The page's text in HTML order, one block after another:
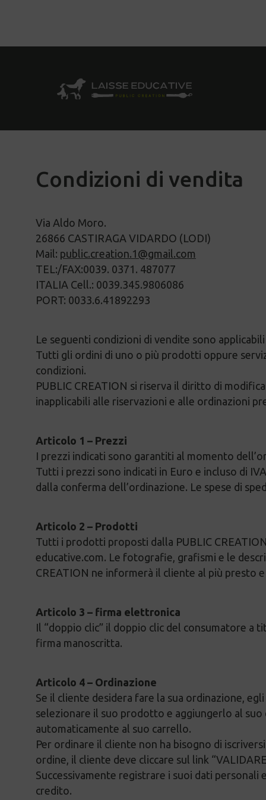
Condizioni di vendita
Via Aldo Moro.
26866 CASTIRAGA VIDARDO (LODI)
Mail: public.creation.1@gmail.com
TEL:/FAX:0039. 0371. 487077
ITALIA Cell.: 0039.345.9806086
PORT: 0033.6.41892293
Le seguenti condizioni di vendite sono
Tutti gli ordini di uno o più prodotti oppure
condizioni.
PUBLIC CREATION si riserva il diritto di
inapplicabili alle riservazioni e alle ordinazioni
Articolo 1 – Prezzi
I prezzi indicati sono garantiti al momento
Tutti i prezzi sono indicati in Euro e incluso di
dalla conferma dell’ordinazione. Le spese di
Articolo 2 – Prodotti
Tutti i prodotti proposti dalla PUBLIC
educative.com. Le fotografie, grafismi e le
CREATION ne informerà il cliente al più presto
Articolo 3 – firma elettronica
Il “doppio clic” il doppio clic del consumatore
firma manoscritta.
Articolo 4 – Ordinazione
Se il cliente desidera fare la sua ordinazione,
selezionare il suo prodotto e aggiungerlo al suo
automaticamente al suo carrello.
Per ordinare il cliente non ha bisogno di
ordine, il cliente deve cliccare sul link “VALIDARE
Successivamente registrare i suoi dati personali
credito.